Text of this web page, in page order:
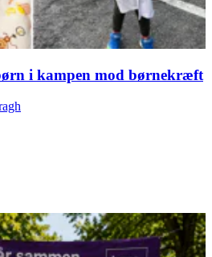
i kampen mod børnekræft